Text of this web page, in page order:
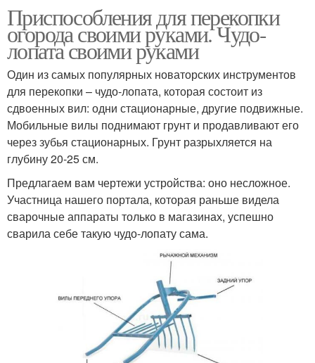
Приспособления для перекопки
огорода своими руками. Чудо-
лопата своими руками
Один из самых популярных новаторских инструментов
для перекопки – чудо-лопата, которая состоит из
сдвоенных вил: одни стационарные, другие подвижные.
Мобильные вилы поднимают грунт и продавливают его
через зубья стационарных. Грунт разрыхляется на
глубину 20-25 см.
Предлагаем вам чертежи устройства: оно несложное.
Участница нашего портала, которая раньше видела
сварочные аппараты только в магазинах, успешно
сварила себе такую чудо-лопату сама.